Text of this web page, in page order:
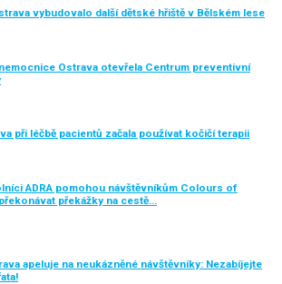
vybudovalo další dětské hřiště v Bělském lese
Ostrava otevřela Centrum preventivní
při léčbě pacientů začala používat kočičí terapii
ADRA pomohou návštěvníkům Colours of
překážky na cestě…
apeluje na neukázněné návštěvníky: Nezabíjejte